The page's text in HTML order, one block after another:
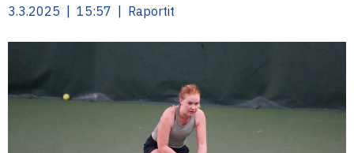
3.3.2025 | 15:57 | Raportit